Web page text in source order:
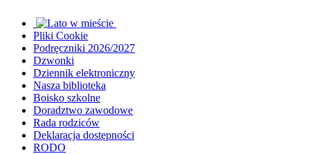
Pliki Cookie
Podręczniki 2026/2027
Dzwonki
Dziennik elektroniczny
Nasza biblioteka
Boisko szkolne
Doradztwo zawodowe
Rada rodziców
Deklaracja dostępności
RODO